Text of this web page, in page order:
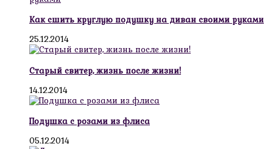
Как сшить круглую подушку на диван своими руками
25.12.2014
Старый свитер, жизнь после жизни!
14.12.2014
Подушка с розами из флиса
05.12.2014